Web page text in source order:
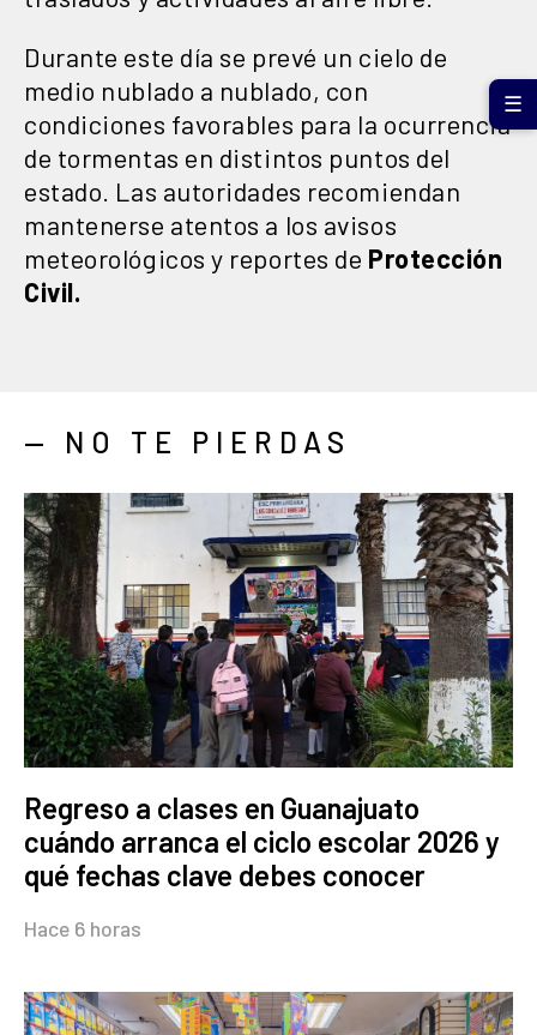
Durante este día se prevé un cielo de
medio nublado a nublado, con
condiciones favorables para la ocurrencia
de tormentas en distintos puntos del
estado. Las autoridades recomiendan
mantenerse atentos a los avisos
meteorológicos y reportes de Protección
Civil.
— NO TE PIERDAS
Regreso a clases en Guanajuato
cuándo arranca el ciclo escolar 2026 y
qué fechas clave debes conocer
Hace 6 horas
☰